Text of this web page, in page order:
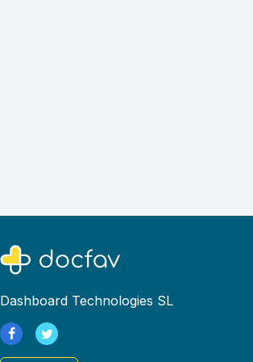
Dashboard Technologies SL